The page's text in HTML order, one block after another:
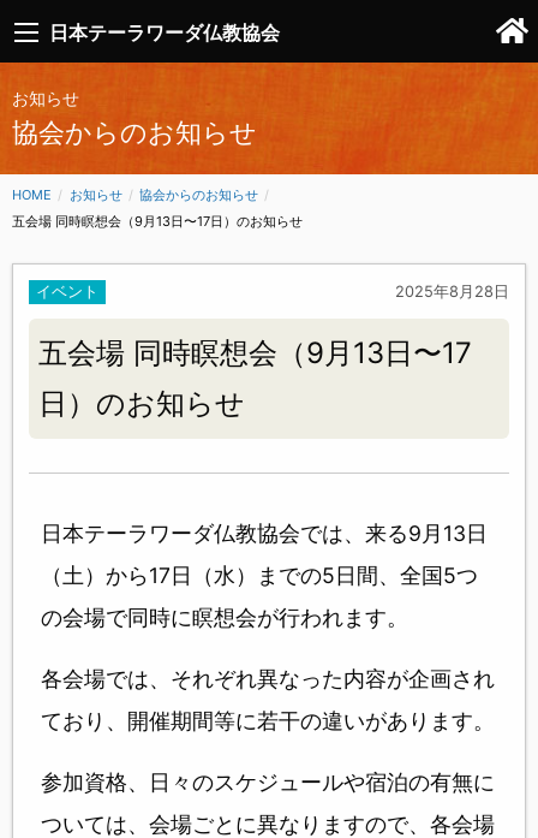
日本テーラワーダ仏教協会
お知らせ
協会からのお知らせ
HOME お知らせ
協会からのお知らせ
CURRENT:
五会場 同時瞑想会（9月13日〜17日）のお知らせ
イベント 2025年8月28日
五会場 同時瞑想会（9月13日〜17
日）のお知らせ
日本テーラワーダ仏教協会では、来る9月13日
（土）から17日（水）までの5日間、全国5つ
の会場で同時に瞑想会が行われます。
各会場では、それぞれ異なった内容が企画され
ており、開催期間等に若干の違いがあります。
参加資格、日々のスケジュールや宿泊の有無に
ついては、会場ごとに異なりますので、各会場